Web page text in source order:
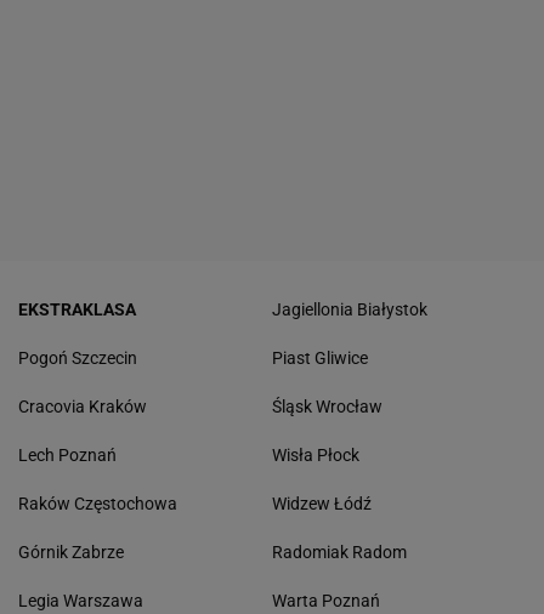
EKSTRAKLASA
Pogoń Szczecin
Cracovia Kraków
Lech Poznań
Raków Częstochowa
Górnik Zabrze
Legia Warszawa
Jagiellonia Białystok
Piast Gliwice
Śląsk Wrocław
Wisła Płock
Widzew Łódź
Radomiak Radom
Warta Poznań